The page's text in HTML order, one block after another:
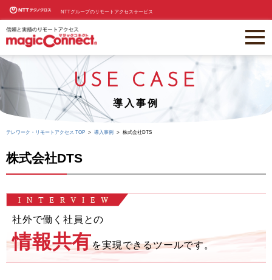
NTTグループのリモートアクセスサービス
USE CASE
導入事例
テレワーク・リモートアクセス TOP 導入事例 株式会社DTS
株式会社DTS
社外で働く社員との
情報共有を実現できるツールです。